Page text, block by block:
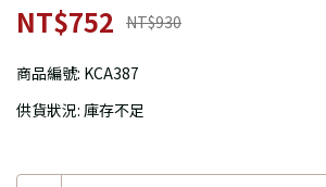
NT$752 NT$930
商品編號: KCA387
供貨狀況: 庫存不足